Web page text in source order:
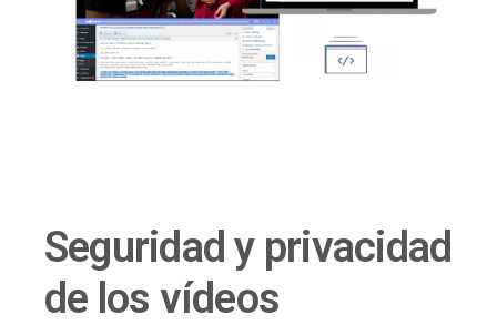
Seguridad y privacidad
de los vídeos